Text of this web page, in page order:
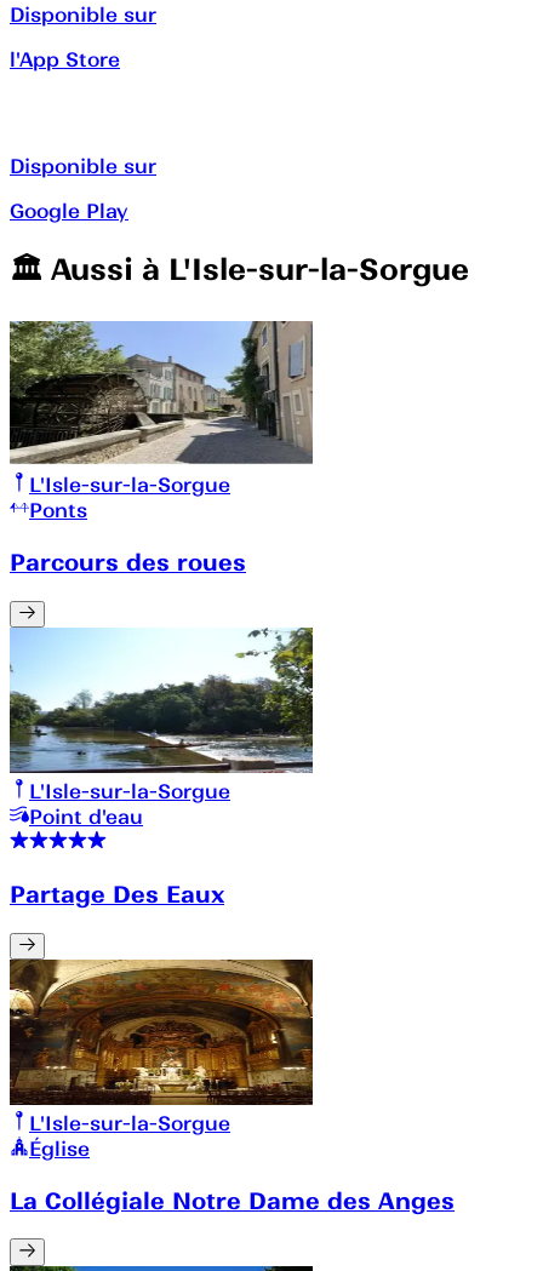
Disponible sur
l'App Store
Disponible sur
Google Play
🏛️️ Aussi à L'Isle-sur-la-Sorgue
L'Isle-sur-la-Sorgue
Ponts
Parcours des roues
L'Isle-sur-la-Sorgue
Point d'eau
Partage Des Eaux
L'Isle-sur-la-Sorgue
Église
La Collégiale Notre Dame des Anges